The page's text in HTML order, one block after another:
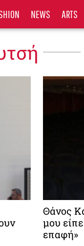
NEWS ARTS
Θάνος
μου
επαφή»